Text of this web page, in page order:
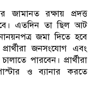
জামানত রক্ষায় প্রদত্ত
এতদিন তা ছিল আট
জমা দিতে হবে
জনসংযোগ এবং
পারবেন। প্রার্থীরা
ও ব্যানার করতে